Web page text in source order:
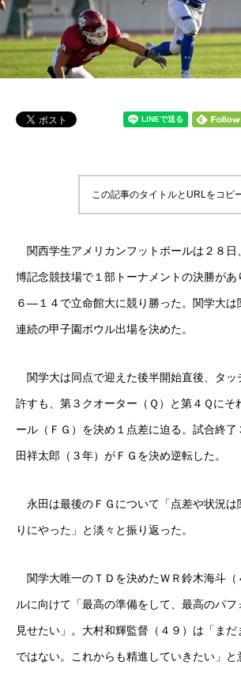
この記事のタイトルとURLをコピ
関西学生アメリカンフットボールは２８日
博記念競技場で１部トーナメントの決勝があ
６—１４で立命館大に競り勝った。関学大は
連続の甲子園ボウル出場を決めた。
関学大は同点で迎えた後半開始直後、タッ
許すも、第３クオーター（Ｑ）と第４Ｑにそ
ール（ＦＧ）を決め１点差に迫る。試合終了
田祥太郎（３年）がＦＧを決め逆転した。
永田は最後のＦＧについて「点差や状況は
りにやった」と淡々と振り返った。
関学大唯一のＴＤを決めたＷＲ鈴木海斗（
ルに向けて「最高の準備をして、最高のパフ
見せたい」。大村和輝監督（４９）は「ま
ではない。これからも精進していきたい」と